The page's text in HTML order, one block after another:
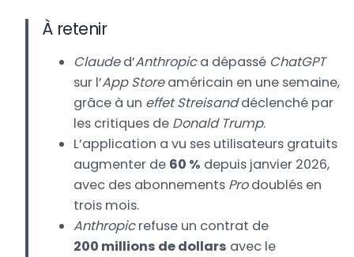
À retenir
Clauded’Anthropica dépassé ChatGPT
sur l’App Storeaméricain en une semaine,
grâce à un effet Streisanddéclenché par
les critiques de Donald Trump.
L’application a vu ses utilisateurs gratuits
augmenter de 60 % depuis janvier 2026,
avec des abonnements Prodoublés en
trois mois.
Anthropicrefuse un contrat de
200 millions de dollars avec le